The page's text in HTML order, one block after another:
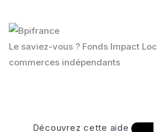
Le saviez-vous ? Fonds Impact
commerces indépendants
Découvrez cette aide